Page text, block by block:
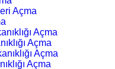
Açma
Açma
Açma
Açma
Açma